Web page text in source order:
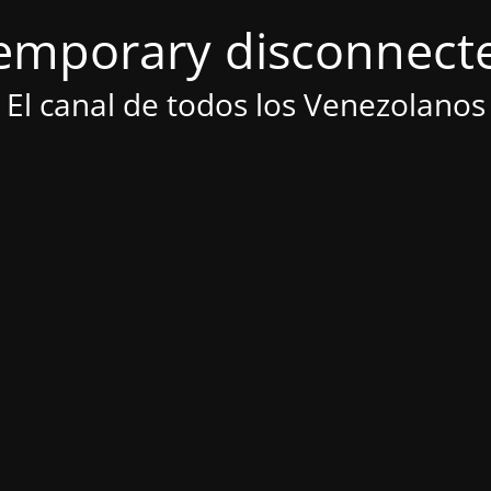
El canal de todos los Venezolanos